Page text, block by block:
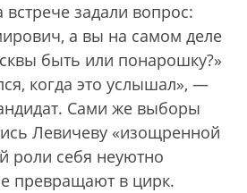
задали вопрос:
а вы на самом деле
быть или понарошку?»
когда это услышал», —
Сами же выборы
Левичеву «изощренной
роли себя неуютно
превращают в цирк.